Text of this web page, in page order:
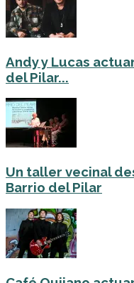
Andy y Lucas
del Pilar...
Un taller vecinal
Barrio del Pilar